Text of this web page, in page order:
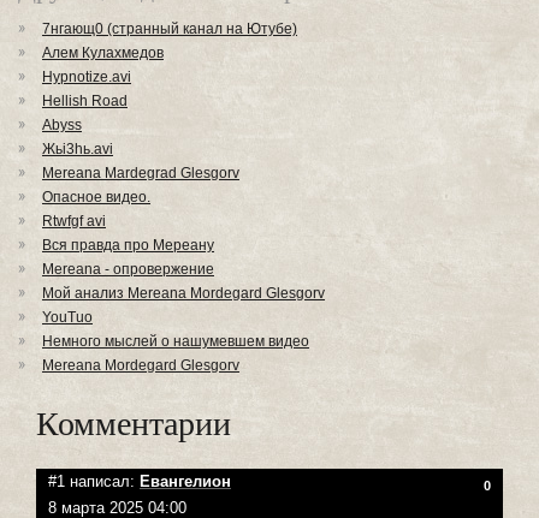
7нгающ0 (странный канал на Ютубе)
Алем Кулахмедов
Hypnotize.avi
Hellish Road
Abyss
Жьi3hь.avi
Mereana Mardegrad Glesgorv
Опасное видео.
Rtwfgf avi
Вся правда про Мереану
Mereana - опровержение
Мой анализ Mereana Mordegard Glesgorv
YouTuo
Немного мыслей о нашумевшем видео
Mereana Mordegard Glesgorv
Комментарии
#1 написал: Евангелион 0
8 марта 2025 04:00